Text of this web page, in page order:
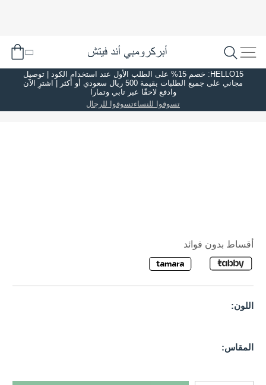
HELLO15: خصم 15% على الطلب الأول عند استخدام الكود | توصيل
مجاني على جميع الطلبات بقيمة 500 ريال سعودي أو أكثر | اشترِ الآن
وادفع لاحقًا عبر تابي وتمارا
تسوقوا للنساءتسوقوا للرجال
أقساط بدون فوائد
اللون:
المقاس: